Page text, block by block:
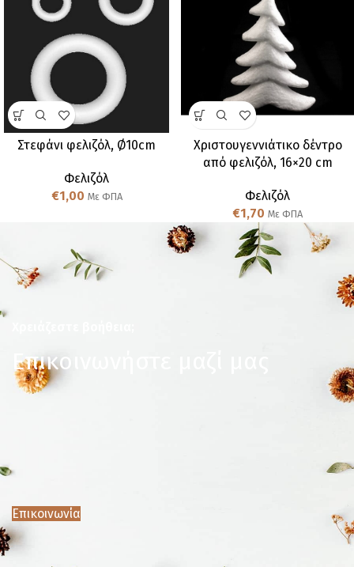
Στεφάνι φελιζόλ, Ø10cm
Φελιζόλ
€1,00 Με ΦΠΑ
Χριστουγεννιάτικο δέντρο
από φελιζόλ, 16×20 cm
Φελιζόλ
€1,70 Με ΦΠΑ
Επικοινωνήστε μαζί μας
Επικοινωνία